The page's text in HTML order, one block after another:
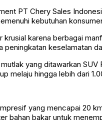
PT Chery Sales
kebutuhan
krusial karena berbagai
keselamatan
yang ditawarkan
melaju hingga lebih dari
yang mencapai 20
bahan bakar untuk